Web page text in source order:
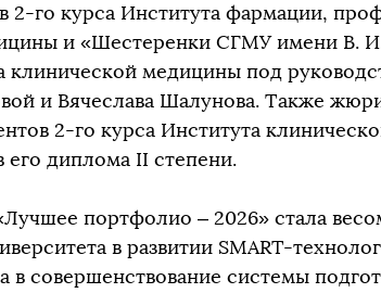
2-го курса Института фармации,
и «Шестеренки СГМУ имени В. И.
клинической медицины под
и Вячеслава Шалунова. Также
2-го курса Института
его диплома II степени.
портфолио – 2026» стала
в развитии SMART-
в совершенствование системы